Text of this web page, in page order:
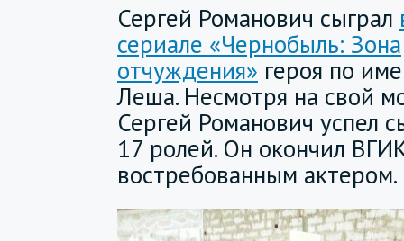
Сергей Романович сыграл
сериале «Чернобыль: Зона
отчуждения» героя по
Леша. Несмотря на свой
Сергей Романович успел
17 ролей. Он окончил
востребованным актером.